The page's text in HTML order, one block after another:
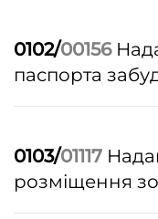
0102/00156
паспорта
0103/01117
розміщення